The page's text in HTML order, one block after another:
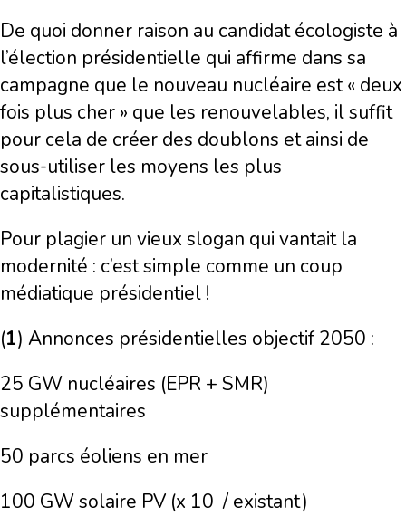
De quoi donner raison au candidat écologiste à
l’élection présidentielle qui affirme dans sa
campagne que le nouveau nucléaire est « deux
fois plus cher » que les renouvelables, il suffit
pour cela de créer des doublons et ainsi de
sous-utiliser les moyens les plus
capitalistiques.
Pour plagier un vieux slogan qui vantait la
modernité : c’est simple comme un coup
médiatique présidentiel !
(1) Annonces présidentielles objectif 2050 :
25 GW nucléaires (EPR + SMR)
supplémentaires
50 parcs éoliens en mer
100 GW solaire PV (x 10 / existant)